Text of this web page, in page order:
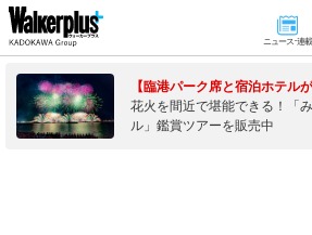
ニュース･連載
【臨港パーク席と宿泊ホテル
花火を間近で堪能できる！「
ル」鑑賞ツアーを販売中